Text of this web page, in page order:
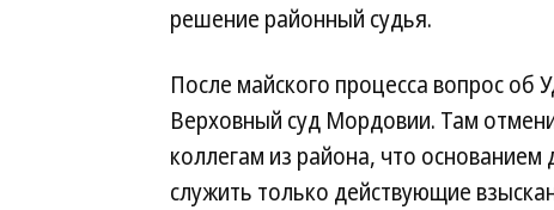
решение районный судья.
После майского процесса вопрос об
Верховный суд Мордовии. Там
коллегам из района, что основанием
служить только действующие